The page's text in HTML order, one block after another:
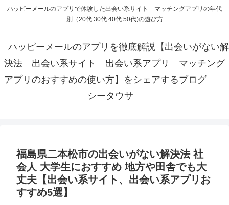
ハッピーメールのアプリで体験した出会い系サイト マッチングアプリの年代
別（20代 30代 40代 50代)の遊び方
ハッピーメールのアプリを徹底解説【出会いがない解
決法 出会い系サイト 出会い系アプリ マッチング
アプリのおすすめの使い方】をシェアするブログ
シータウサ
福島県二本松市の出会いがない解決法 社
会人 大学生におすすめ 地方や田舎でも大
丈夫【出会い系サイト、出会い系アプリお
すすめ5選】